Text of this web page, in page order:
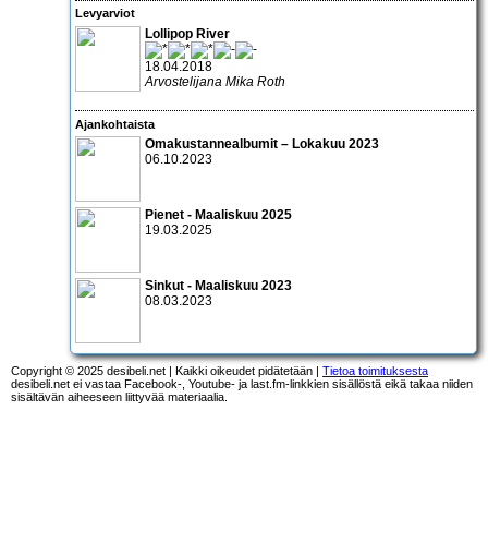
Levyarviot
Lollipop River
18.04.2018
Arvostelijana Mika Roth
Ajankohtaista
Omakustannealbumit – Lokakuu 2023
06.10.2023
Pienet - Maaliskuu 2025
19.03.2025
Sinkut - Maaliskuu 2023
08.03.2023
Copyright © 2025 desibeli.net | Kaikki oikeudet pidätetään | Tietoa toimituksesta
desibeli.net ei vastaa Facebook-, Youtube- ja last.fm-linkkien sisällöstä eikä takaa niiden
sisältävän aiheeseen liittyvää materiaalia.